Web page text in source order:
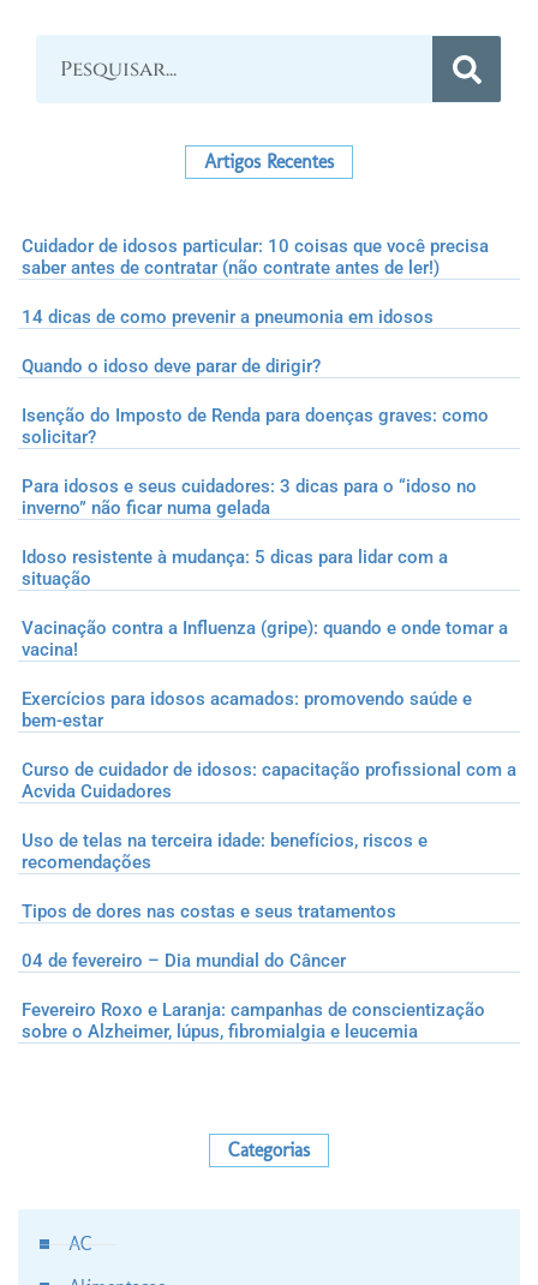
Artigos Recentes
Cuidador de idosos particular: 10 coisas que você precisa
saber antes de contratar (não contrate antes de ler!)
14 dicas de como prevenir a pneumonia em idosos
Quando o idoso deve parar de dirigir?
Isenção do Imposto de Renda para doenças graves: como
solicitar?
Para idosos e seus cuidadores: 3 dicas para o “idoso no
inverno” não ficar numa gelada
Idoso resistente à mudança: 5 dicas para lidar com a
situação
Vacinação contra a Influenza (gripe): quando e onde tomar a
vacina!
Exercícios para idosos acamados: promovendo saúde e
bem-estar
Curso de cuidador de idosos: capacitação profissional com a
Acvida Cuidadores
Uso de telas na terceira idade: benefícios, riscos e
recomendações
Tipos de dores nas costas e seus tratamentos
04 de fevereiro – Dia mundial do Câncer
Fevereiro Roxo e Laranja: campanhas de conscientização
sobre o Alzheimer, lúpus, fibromialgia e leucemia
Categorias
AC